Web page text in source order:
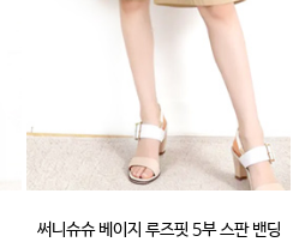
써니슈슈 베이지 루즈핏 5부 스판 밴딩